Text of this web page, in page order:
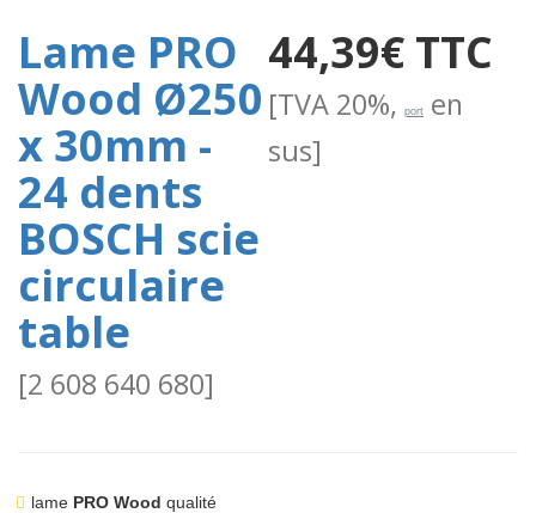
44,39€ TTC
[TVA 20%, port
en
sus]
Lame PRO
Wood Ø250
x 30mm -
24 dents
BOSCH scie
circulaire
table
[2 608 640 680]
lame PRO Wood qualité